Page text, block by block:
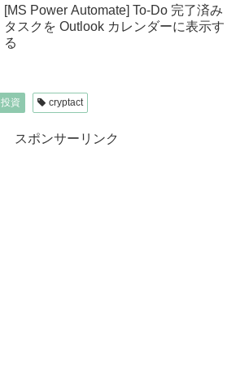
[MS Power Automate] To-Do 完了済み
タスクを Outlook カレンダーに表示す
る
投資 cryptact
スポンサーリンク